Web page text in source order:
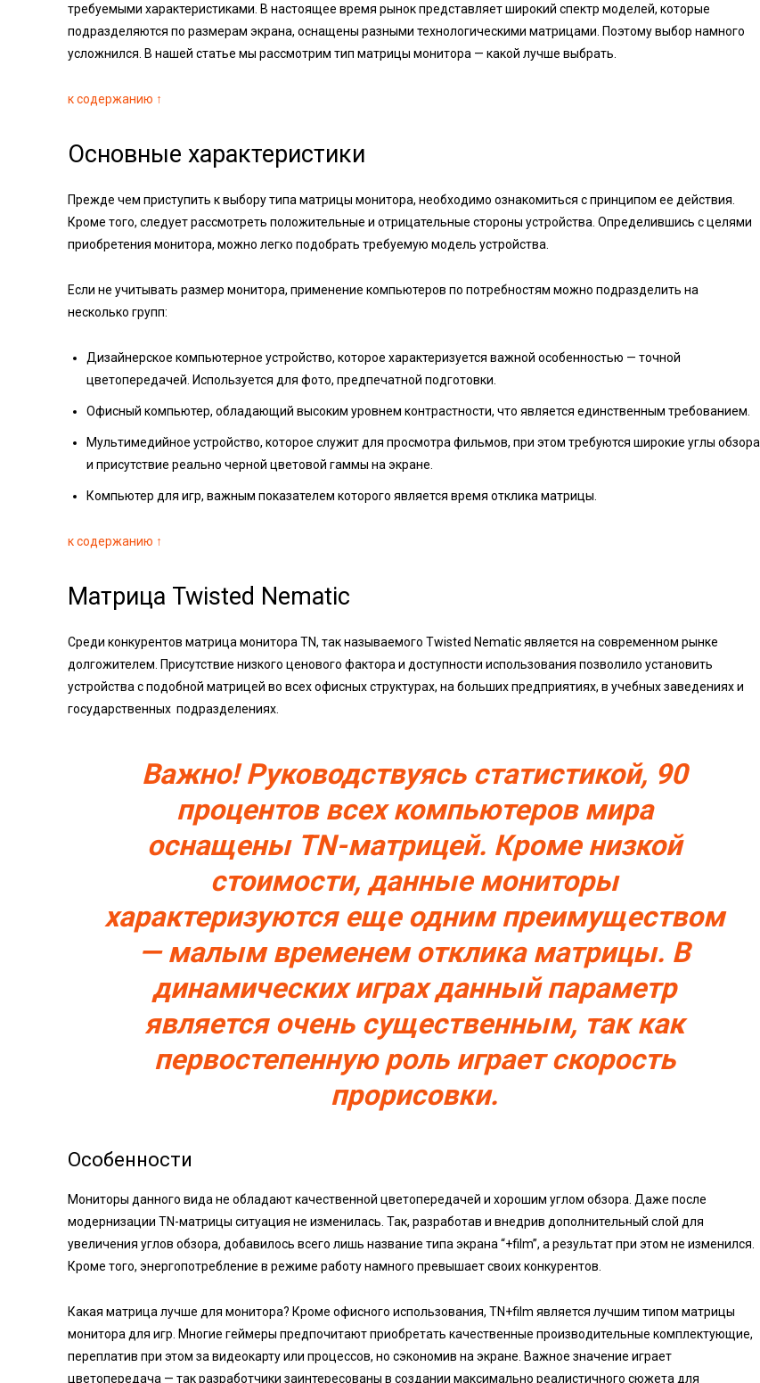
требуемыми характеристиками. В настоящее время рынок представляет широкий спектр моделей, которые
подразделяются по размерам экрана, оснащены разными технологическими матрицами. Поэтому выбор намного
усложнился. В нашей статье мы рассмотрим тип матрицы монитора — какой лучше выбрать.
к содержанию ↑
Основные характеристики
Прежде чем приступить к выбору типа матрицы монитора, необходимо ознакомиться с принципом ее действия.
Кроме того, следует рассмотреть положительные и отрицательные стороны устройства. Определившись с целями
приобретения монитора, можно легко подобрать требуемую модель устройства.
Если не учитывать размер монитора, применение компьютеров по потребностям можно подразделить на
несколько групп:
Дизайнерское компьютерное устройство, которое характеризуется важной особенностью — точной
цветопередачей. Используется для фото, предпечатной подготовки.
Офисный компьютер, обладающий высоким уровнем контрастности, что является единственным требованием.
Мультимедийное устройство, которое служит для просмотра фильмов, при этом требуются широкие углы обзора
и присутствие реально черной цветовой гаммы на экране.
Компьютер для игр, важным показателем которого является время отклика матрицы.
к содержанию ↑
Матрица Twisted Nematic
Среди конкурентов матрица монитора TN, так называемого Twisted Nematic является на современном рынке
долгожителем. Присутствие низкого ценового фактора и доступности использования позволило установить
устройства с подобной матрицей во всех офисных структурах, на больших предприятиях, в учебных заведениях и
государственных подразделениях.
Важно! Руководствуясь статистикой, 90
процентов всех компьютеров мира
оснащены TN-матрицей. Кроме низкой
стоимости, данные мониторы
характеризуются еще одним преимуществом
— малым временем отклика матрицы. В
динамических играх данный параметр
является очень существенным, так как
первостепенную роль играет скорость
прорисовки.
Особенности
Мониторы данного вида не обладают качественной цветопередачей и хорошим углом обзора. Даже после
модернизации TN-матрицы ситуация не изменилась. Так, разработав и внедрив дополнительный слой для
увеличения углов обзора, добавилось всего лишь название типа экрана “+film”, а результат при этом не изменился.
Кроме того, энергопотребление в режиме работу намного превышает своих конкурентов.
Какая матрица лучше для монитора? Кроме офисного использования, TN+film является лучшим типом матрицы
монитора для игр. Многие геймеры предпочитают приобретать качественные производительные комплектующие,
переплатив при этом за видеокарту или процессов, но сэкономив на экране. Важное значение играет
цветопередача — так разработчики заинтересованы в создании максимально реалистичного сюжета для